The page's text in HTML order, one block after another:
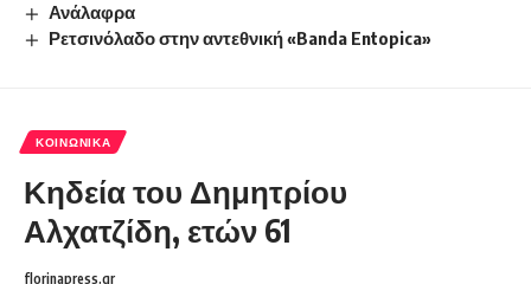
Ανάλαφρα
Ρετσινόλαδο στην αντεθνική «Banda Entopica»
ΚΟΙΝΩΝΙΚΆ
Κηδεία του Δημητρίου
Αλχατζίδη, ετών 61
florinapress.gr